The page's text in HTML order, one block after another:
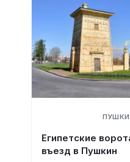
Египетские
въезд в Пушкин